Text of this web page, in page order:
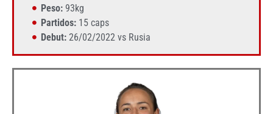
Peso:93kg
Partidos:15 caps
Debut:26/02/2022 vs Rusia